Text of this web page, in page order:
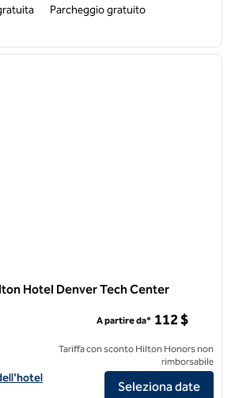
Parcheggio gratuito
Hotel Denver Tech Center
DoubleTree by Hilton Hotel Denver
A partire da* 112 $
Tariffa con sconto Hilton Honors non
rimborsabile
Seleziona date